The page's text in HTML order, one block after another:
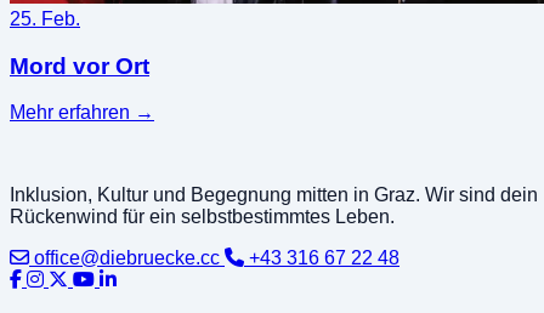
25. Feb.
Mord vor Ort
Mehr erfahren →
Inklusion, Kultur und Begegnung mitten in Graz. Wir sind dein
Rückenwind für ein selbstbestimmtes Leben.
office@diebruecke.cc
+43 316 67 22 48